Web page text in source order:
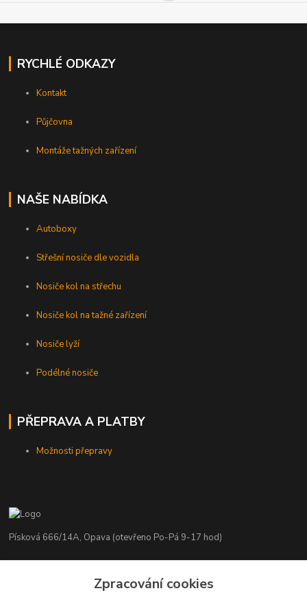
RYCHLÉ ODKAZY
Kontakt
Půjčovna
Montáže tažných zařízení
NAŠE NABÍDKA
Autoboxy
Střešní nosiče dle vozidla
Nosiče kol na střechu
Nosiče kol na tažné zařízení
Nosiče lyží
Podélné nosiče
PŘEPRAVA A PLATBY
Možnosti přepravy
Písková 666/14A, Opava (otevřeno Po-Pá 9-17 hod)
+420 776 839 986Zpracování cookies